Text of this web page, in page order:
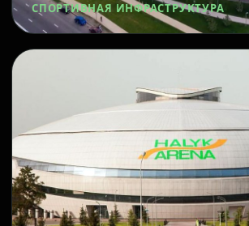
СПОРТИВНАЯ ИНФРАСТРУКТУРА